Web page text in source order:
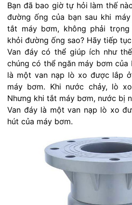
Bạn đã bao giờ tự hỏi làm thế
đường ống của bạn sau khi
tắt máy bơm, không phải
khỏi đường ống sao? Hãy tiếp
Van đáy có thể giúp ích như
chúng có thể ngăn máy bơm của
là một van nạp lò xo được lắp
máy bơm. Khi nước chảy, lò
Nhưng khi tắt máy bơm, nước bị
Van đáy là một van nạp lò xo
hút của máy bơm.